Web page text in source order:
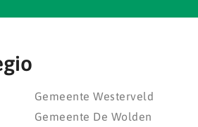
Gemeente Westerveld
Gemeente De Wolden